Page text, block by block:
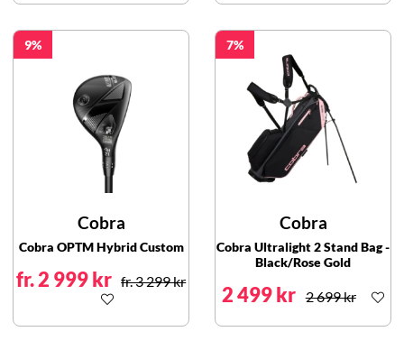
9
Cobra
Cobra OPTM Hybrid Custom
fr. 2 999 kr fr. 3 299 kr
7
Cobra
Cobra Ultralight 2 Stand Bag -
Black/Rose Gold
2 499 kr 2 699 kr